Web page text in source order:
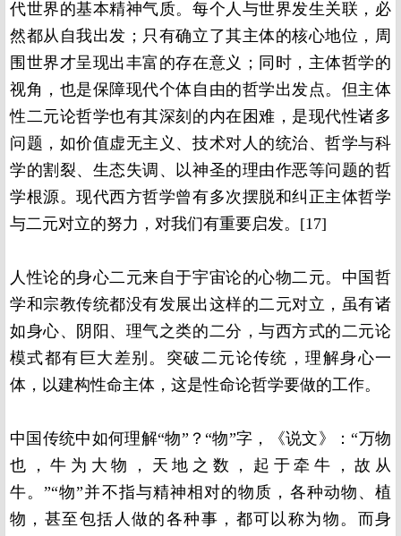
代世界的基本精神气质。每个人与世界发生关联，必
然都从自我出发；只有确立了其主体的核心地位，周
围世界才呈现出丰富的存在意义；同时，主体哲学的
视角，也是保障现代个体自由的哲学出发点。但主体
性二元论哲学也有其深刻的内在困难，是现代性诸多
问题，如价值虚无主义、技术对人的统治、哲学与科
学的割裂、生态失调、以神圣的理由作恶等问题的哲
学根源。现代西方哲学曾有多次摆脱和纠正主体哲学
与二元对立的努力，对我们有重要启发。[17]
人性论的身心二元来自于宇宙论的心物二元。中国哲
学和宗教传统都没有发展出这样的二元对立，虽有诸
如身心、阴阳、理气之类的二分，与西方式的二元论
模式都有巨大差别。突破二元论传统，理解身心一
体，以建构性命主体，这是性命论哲学要做的工作。
中国传统中如何理解“物”？“物”字，《说文》：“万物
也，牛为大物，天地之数，起于牵牛，故从
牛。”“物”并不指与精神相对的物质，各种动物、植
物，甚至包括人做的各种事，都可以称为物。而身